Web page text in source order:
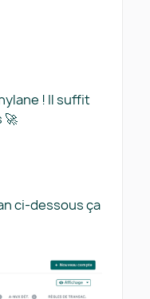
! Il suffit
🚀
ci-dessous ça